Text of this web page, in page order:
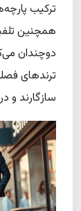
ترکیب
همچنین
ترندهای
سازگارند و